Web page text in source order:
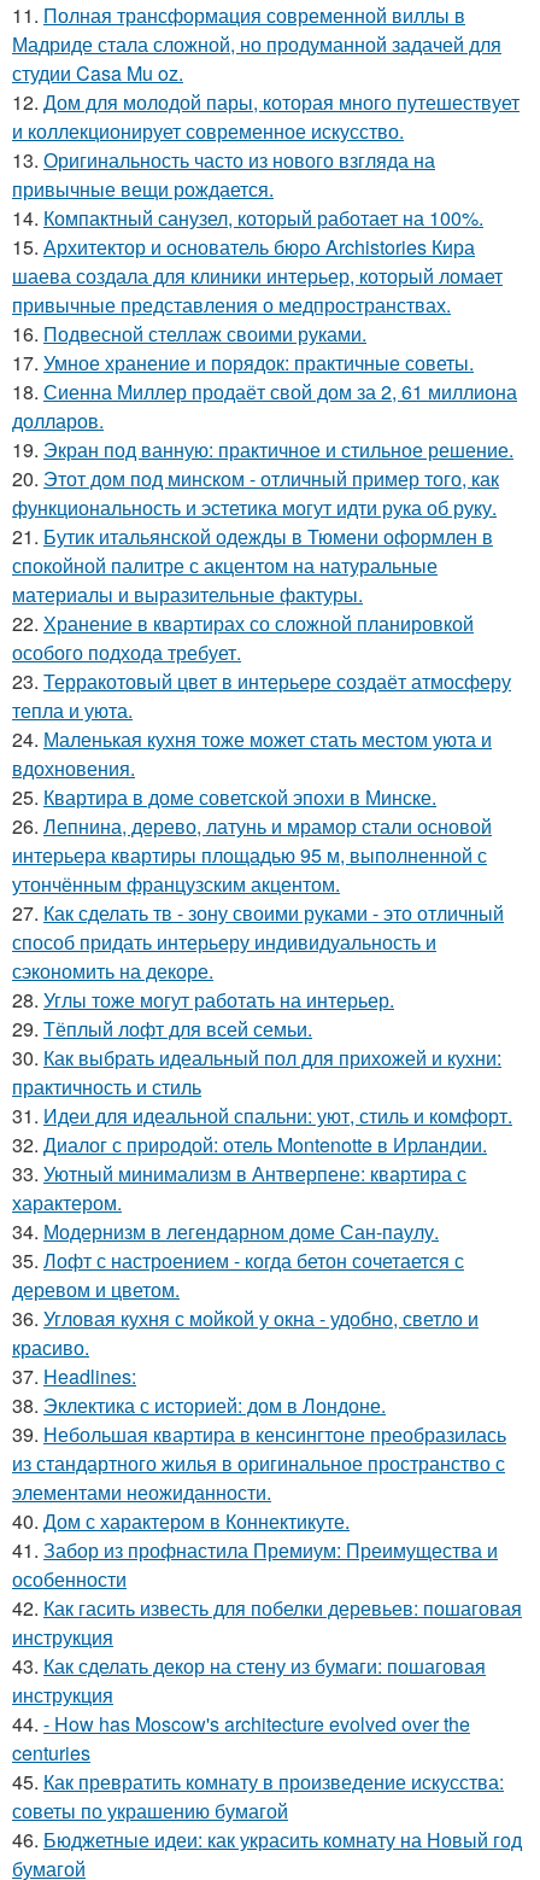
11. Полная трансформация современной виллы в
Мадриде стала сложной, но продуманной задачей для
студии Casa Mu oz.
12. Дом для молодой пары, которая много путешествует
и коллекционирует современное искусство.
13. Оригинальность часто из нового взгляда на
привычные вещи рождается.
14. Компактный санузел, который работает на 100%.
15. Архитектор и основатель бюро Archistories Кира
шаева создала для клиники интерьер, который ломает
привычные представления о медпространствах.
16. Подвесной стеллаж своими руками.
17. Умное хранение и порядок: практичные советы.
18. Сиенна Миллер продаёт свой дом за 2, 61 миллиона
долларов.
19. Экран под ванную: практичное и стильное решение.
20. Этот дом под минском - отличный пример того, как
функциональность и эстетика могут идти рука об руку.
21. Бутик итальянской одежды в Тюмени оформлен в
спокойной палитре с акцентом на натуральные
материалы и выразительные фактуры.
22. Хранение в квартирах со сложной планировкой
особого подхода требует.
23. Терракотовый цвет в интерьере создаёт атмосферу
тепла и уюта.
24. Маленькая кухня тоже может стать местом уюта и
вдохновения.
25. Квартира в доме советской эпохи в Минске.
26. Лепнина, дерево, латунь и мрамор стали основой
интерьера квартиры площадью 95 м, выполненной с
утончённым французским акцентом.
27. Как сделать тв - зону своими руками - это отличный
способ придать интерьеру индивидуальность и
сэкономить на декоре.
28. Углы тоже могут работать на интерьер.
29. Тёплый лофт для всей семьи.
30. Как выбрать идеальный пол для прихожей и кухни:
практичность и стиль
31. Идеи для идеальной спальни: уют, стиль и комфорт.
32. Диалог с природой: отель Montenotte в Ирландии.
33. Уютный минимализм в Антверпене: квартира с
характером.
34. Модернизм в легендарном доме Сан-паулу.
35. Лофт с настроением - когда бетон сочетается с
деревом и цветом.
36. Угловая кухня с мойкой у окна - удобно, светло и
красиво.
37. Headlines:
38. Эклектика с историей: дом в Лондоне.
39. Небольшая квартира в кенсингтоне преобразилась
из стандартного жилья в оригинальное пространство с
элементами неожиданности.
40. Дом с характером в Коннектикуте.
41. Забор из профнастила Премиум: Преимущества и
особенности
42. Как гасить известь для побелки деревьев: пошаговая
инструкция
43. Как сделать декор на стену из бумаги: пошаговая
инструкция
44. - How has Moscow's architecture evolved over the
centuries
45. Как превратить комнату в произведение искусства:
советы по украшению бумагой
46. Бюджетные идеи: как украсить комнату на Новый год
бумагой